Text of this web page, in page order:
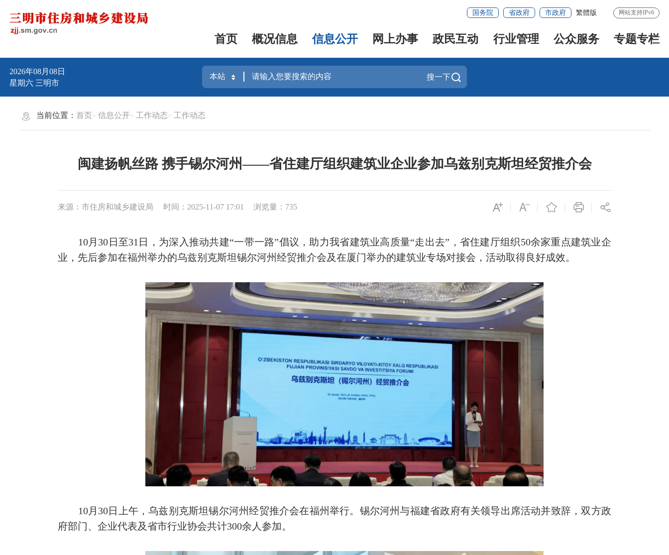
国务院 省政府 市政府 繁體版 网站支持IPv6
首页 概况信息 信息公开 网上办事 政民互动 行业管理 公众服务 专题专栏
2026年08月08日
星期六 三明市
搜一下
当前位置：首页 信息公开 工作动态 工作动态
闽建扬帆丝路 携手锡尔河州——省住建厅组织建筑业企业参加乌兹别克斯坦经贸推介会
来源：市住房和城乡建设局 时间：2025-11-07 17:01 浏览量：735
10月30日至31日，为深入推动共建“一带一路”倡议，助力我省建筑业高质量“走出去”，省住建厅组织50余家重点建筑业企
业，先后参加在福州举办的乌兹别克斯坦锡尔河州经贸推介会及在厦门举办的建筑业专场对接会，活动取得良好成效。
10月30日上午，乌兹别克斯坦锡尔河州经贸推介会在福州举行。锡尔河州与福建省政府有关领导出席活动并致辞，双方政
府部门、企业代表及省市行业协会共计300余人参加。